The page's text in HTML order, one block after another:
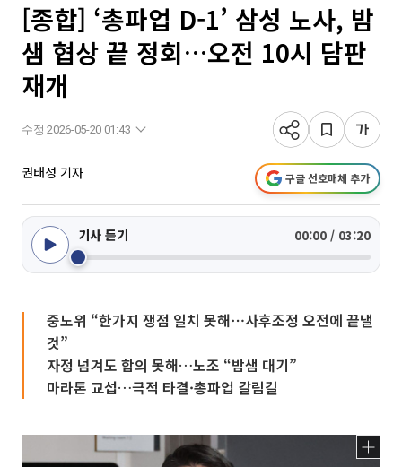
[종합] ‘총파업 D-1’ 삼성 노사, 밤
샘 협상 끝 정회…오전 10시 담판
재개
수정 2026-05-20 01:43
권태성 기자 구글 선호매체 추가
기사 듣기 00:00 / 03:20
중노위 “한가지 쟁점 일치 못해⋯사후조정 오전에 끝낼
것”
자정 넘겨도 합의 못해…노조 “밤샘 대기”
마라톤 교섭…극적 타결·총파업 갈림길